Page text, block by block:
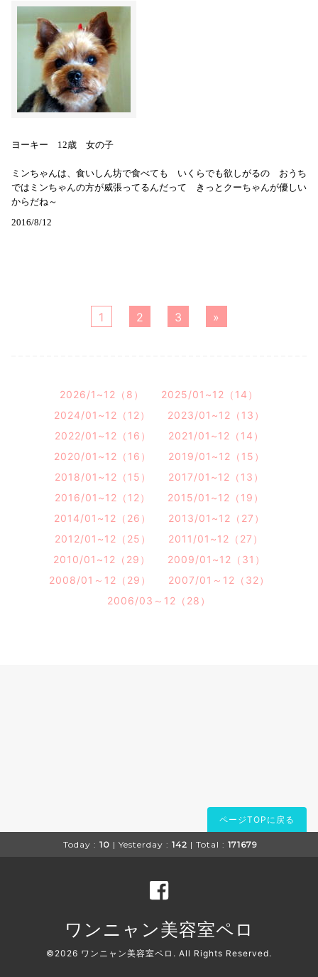
ヨーキー 12歳 女の子
ミンちゃんは、食いしん坊で食べても いくらでも欲しがるの おうち
ではミンちゃんの方が威張ってるんだって きっとクーちゃんが優しい
からだね～
2016/8/12
1 2 3 »
2026/1~12（8）
2025/01~12（14）
2024/01~12（12）
2023/01~12（13）
2022/01~12（16）
2021/01~12（14）
2020/01~12（16）
2019/01~12（15）
2018/01~12（15）
2017/01~12（13）
2016/01~12（12）
2015/01~12（19）
2014/01~12（26）
2013/01~12（27）
2012/01~12（25）
2011/01~12（27）
2010/01~12（29）
2009/01~12（31）
2008/01～12（29）
2007/01～12（32）
2006/03～12（28）
ページTOPに戻る
Today : 10 | Yesterday : 142 | Total : 171679
ワンニャン美容室ペロ
©2026 ワンニャン美容室ペロ . All Rights Reserved.